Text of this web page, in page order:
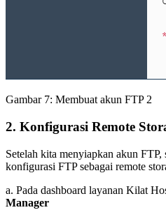
Gambar 7: Membuat akun FTP 2
2. Konfigurasi Remote
Setelah kita menyiapkan akun
konfigurasi FTP sebagai remote
a. Pada dashboard layanan Kilat
Manager